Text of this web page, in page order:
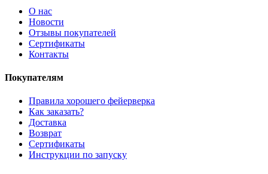
О нас
Новости
Отзывы покупателей
Сертификаты
Контакты
Покупателям
Правила хорошего фейерверка
Как заказать?
Доставка
Возврат
Сертификаты
Инструкции по запуску